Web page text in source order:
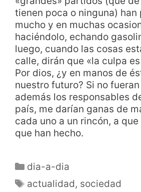
tienen poca o ninguna) han
mucho y en muchas
haciéndolo, echando
luego, cuando las cosas
calle, dirán que «la culpa
Por dios, ¿y en manos de
nuestro futuro? Si no
además los responsables
país, me darían ganas de
cada uno a un rincón, a
que han hecho.
dia-a-dia
actualidad, sociedad